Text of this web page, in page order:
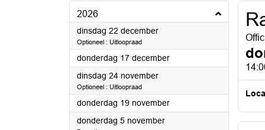
2026
dinsdag 22 december2026
Optioneel : Uitloopraad
donderdag 17 december2026
dinsdag 24 november2026
Optioneel : Uitloopraad
donderdag 19 november2026
donderdag 5 november2026